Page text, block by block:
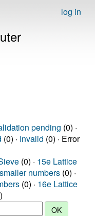
log in
pending (0) ·
(0) · Invalid (0) · Error
(0) · 15e Lattice
numbers (0) ·
(0) · 16e Lattice